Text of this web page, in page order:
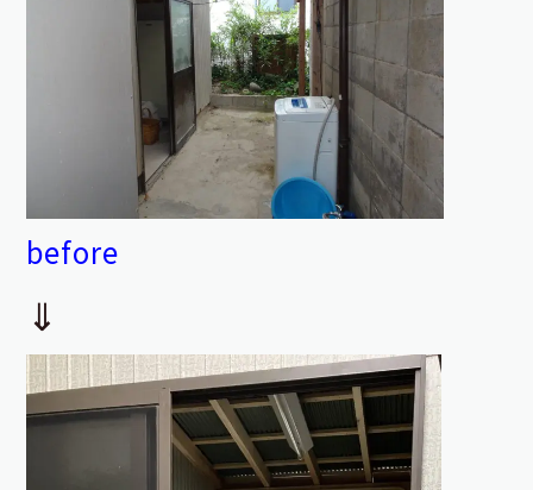
before
⇓